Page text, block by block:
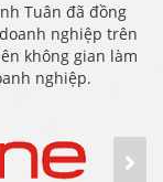
Tuân đã đồng
nghiệp trên
không gian làm
nghiệp.